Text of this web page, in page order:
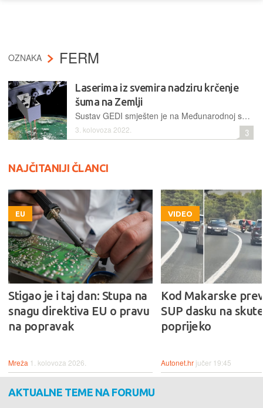
OZNAKA FERM
Laserima iz svemira nadziru krčenje
šuma na Zemlji
Sustav GEDI smješten je na Međunarodnoj svemirskoj postaji, a laserske zrake i ispaljuje na stabla iz orbitalnog laboratorija
3. kolovoza 2022. 3
NAJČITANIJI ČLANCI
EU
Stigao je i taj dan: Stupa na
snagu direktiva EU o pravu
na popravak
Mreža 1. kolovoza 2026.
VIDEO
Kod Makarske
SUP dasku na
poprijeko
Autonet.hr jučer 19:45
AKTUALNE TEME NA FORUMU